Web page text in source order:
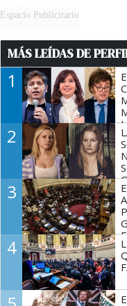
Espacio Publicitario
MÁS LEÍDAS DE
1
2
3
4